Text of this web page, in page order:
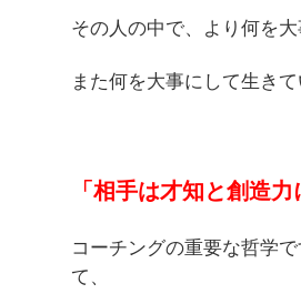
その人の中で、より何を大
また何を大事にして生き
「相手は才知と創造
コーチングの重要な哲学
て、